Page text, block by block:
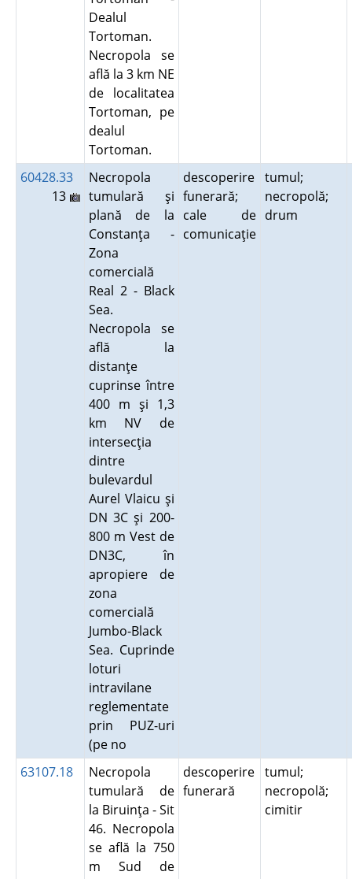
Dealul
Tortoman.
Necropola se
află la 3 km NE
de localitatea
Tortoman, pe
dealul
Tortoman.
60428.33
13
Necropola
tumulară şi
plană de la
Constanţa -
Zona
comercială
Real 2 - Black
Sea.
Necropola se
află la
distanţe
cuprinse între
400 m şi 1,3
km NV de
intersecţia
dintre
bulevardul
Aurel Vlaicu şi
DN 3C şi 200-
800 m Vest de
DN3C, în
apropiere de
zona
comercială
Jumbo-Black
Sea. Cuprinde
loturi
intravilane
reglementate
prin PUZ-uri
(pe no
descoperire
funerară;
cale de
comunicaţie
tumul;
necropolă;
drum
63107.18
Necropola
tumulară de
la Biruinţa - Sit
46. Necropola
se află la 750
m Sud de
descoperire
funerară
tumul;
necropolă;
cimitir